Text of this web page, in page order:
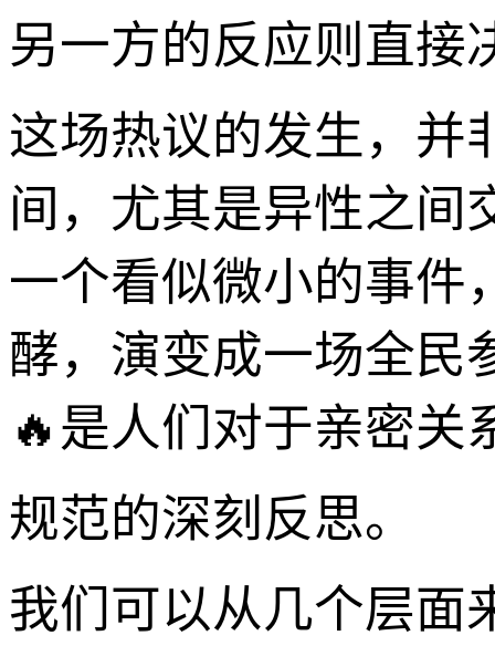
另一方的反应则直接
这场热议的发生，并
间，尤其是异性之间
一个看似微小的事件
酵，演变成一场全民
🔥是人们对于亲密
规范的深刻反思。
我们可以从几个层面